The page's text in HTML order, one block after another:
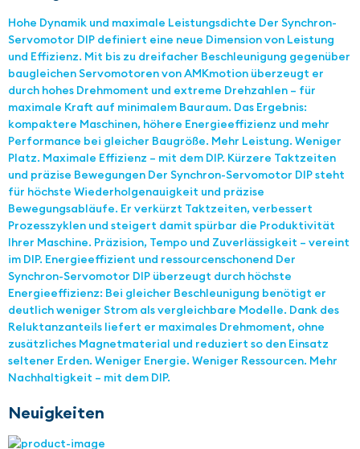
Hohe Dynamik und maximale Leistungsdichte Der Synchron-
Servomotor DIP definiert eine neue Dimension von Leistung
und Effizienz. Mit bis zu dreifacher Beschleunigung gegenüber
baugleichen Servomotoren von AMKmotion überzeugt er
durch hohes Drehmoment und extreme Drehzahlen – für
maximale Kraft auf minimalem Bauraum. Das Ergebnis:
kompaktere Maschinen, höhere Energieeffizienz und mehr
Performance bei gleicher Baugröße. Mehr Leistung. Weniger
Platz. Maximale Effizienz – mit dem DIP. Kürzere Taktzeiten
und präzise Bewegungen Der Synchron-Servomotor DIP steht
für höchste Wiederholgenauigkeit und präzise
Bewegungsabläufe. Er verkürzt Taktzeiten, verbessert
Prozesszyklen und steigert damit spürbar die Produktivität
Ihrer Maschine. Präzision, Tempo und Zuverlässigkeit – vereint
im DIP. Energieeffizient und ressourcenschonend Der
Synchron-Servomotor DIP überzeugt durch höchste
Energieeffizienz: Bei gleicher Beschleunigung benötigt er
deutlich weniger Strom als vergleichbare Modelle. Dank des
Reluktanzanteils liefert er maximales Drehmoment, ohne
zusätzliches Magnetmaterial und reduziert so den Einsatz
seltener Erden. Weniger Energie. Weniger Ressourcen. Mehr
Nachhaltigkeit – mit dem DIP.
Neuigkeiten